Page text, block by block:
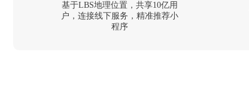
基于LBS地理位置，共享10亿用
户，连接线下服务，精准推荐小
程序